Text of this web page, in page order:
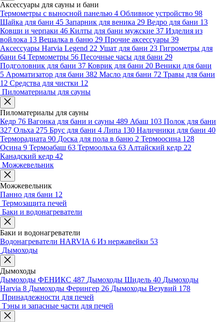
Аксессуары для сауны и бани
Термометры с выносной панелью 4 Обливное устройство 98
Шайка для бани 45 Запарник для веника 29 Ведро для бани 13
Ковши и черпаки 46 Килты для бани мужские 37 Изделия из
войлока 13 Вешалка в баню 29 Прочие аксессуары 39
Аксессуары Harvia Legend 22 Ушат для бани 23 Гигрометры для
бани 64 Термометры 56 Песочные часы для бани 29
Подголовник для бани 37 Коврик для бани 20 Веники для бани
5 Ароматизатор для бани 382 Масло для бани 72 Травы для бани
12 Средства для чистки 12
Пиломатериалы для сауны
Пиломатериалы для сауны
Кедр 76 Вагонка для бани и сауны 489 Абаш 103 Полок для бани
327 Ольха 275 Брус для бани 4 Липа 130 Наличники для бани 40
Терморадиата 90 Доска для пола в баню 2 Термоосина 128
Осина 9 Термоабаш 63 Термоольха 63 Алтайский кедр 22
Канадский кедр 42
Можжевельник
Можжевельник
Панно для бани 12
Термозащита печей
Баки и водонагреватели
Баки и водонагреватели
Водонагреватели HARVIA 6 Из нержавейки 53
Дымоходы
Дымоходы
Дымоходы ФЕНИКС 487 Дымоходы Шидель 40 Дымоходы
Harvia 8 Дымоходы Ферингер 26 Дымоходы Везувий 178
Принадлежности для печей
Тэны и запасные части для печей